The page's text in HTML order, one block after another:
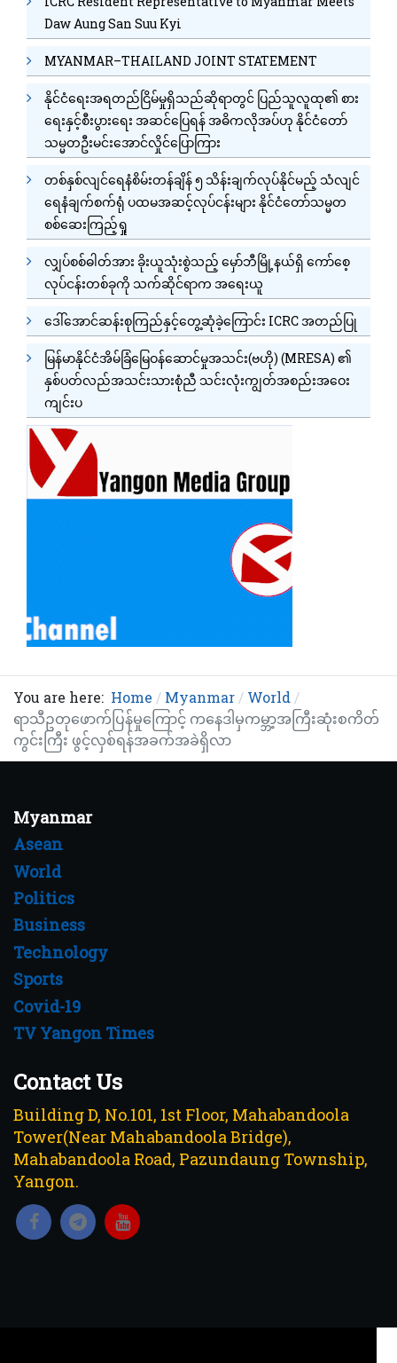
Daw Aung San Suu Kyi
MYANMAR–THAILAND JOINT STATEMENT
နိုင်ငံရေးအရတည်ငြိမ်မှုရှိသည်ဆိုရာတွင် ပြည်သူလူထု၏ စား
ရေးနှင့်စီးပွားရေး အဆင်ပြေရန် အဓိကလိုအပ်ဟု နိုင်ငံတော်
သမ္မတဦးမင်းအောင်လှိုင်ပြောကြား
တစ်နှစ်လျင်ရေနံစိမ်းတန်ချိန် ၅ သိန်းချက်လုပ်နိုင်မည့် သံလျင်
ရေနံချက်စက်ရုံ ပထမအဆင့်လုပ်ငန်းများ နိုင်ငံတော်သမ္မတ
စစ်ဆေးကြည့်ရှု
လျှပ်စစ်ဓါတ်အား ခိုးယူသုံးစွဲသည့် မှော်ဘီမြို့နယ်ရှိ ကော်စေ့
လုပ်ငန်းတစ်ခုကို သက်ဆိုင်ရာက အရေးယူ
ဒေါ်အောင်ဆန်းစုကြည်နှင့်တွေ့ဆုံခဲ့ကြောင်း ICRC အတည်ပြု
မြန်မာနိုင်ငံအိမ်ခြံမြေဝန်ဆောင်မှုအသင်း(ဗဟို) (MRESA) ၏
နှစ်ပတ်လည်အသင်းသားစုံညီ သင်းလုံးကျွတ်အစည်းအဝေး
ကျင်းပ
You are here: Home Myanmar
World
ရာသီဥတုဖောက်ပြန်မှုကြောင့် ကနေဒါမှကမ္ဘာ့အကြီးဆုံးစကိတ်
ကွင်းကြီး ဖွင့်လှစ်ရန်အခက်အခဲရှိလာ
Myanmar
Asean
World
Politics
Business
Technology
Sports
Covid-19
TV Yangon Times
Contact Us
Building D, No.101, 1st Floor, Mahabandoola
Tower(Near Mahabandoola Bridge),
Mahabandoola Road, Pazundaung Township,
Yangon.